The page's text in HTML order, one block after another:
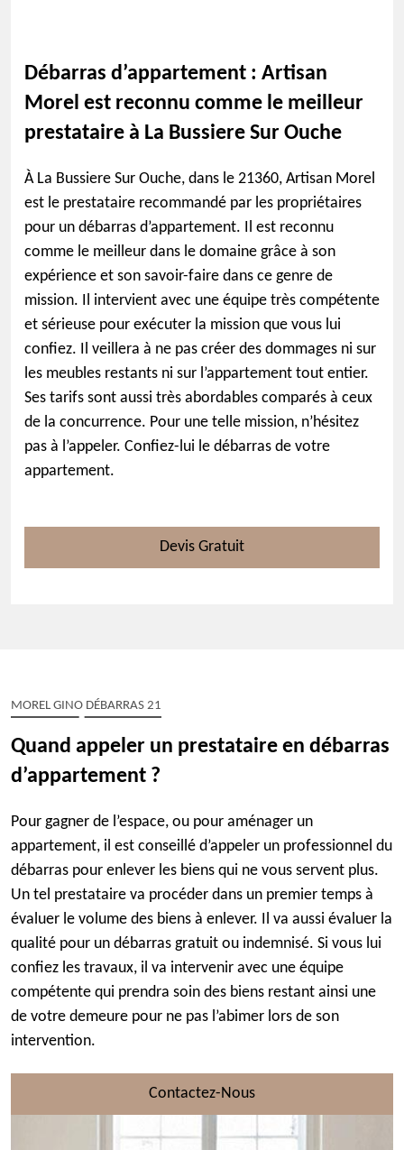
Débarras d’appartement : Artisan
Morel est reconnu comme le meilleur
prestataire à La Bussiere Sur Ouche
À La Bussiere Sur Ouche, dans le 21360, Artisan Morel
est le prestataire recommandé par les propriétaires
pour un débarras d’appartement. Il est reconnu
comme le meilleur dans le domaine grâce à son
expérience et son savoir-faire dans ce genre de
mission. Il intervient avec une équipe très compétente
et sérieuse pour exécuter la mission que vous lui
confiez. Il veillera à ne pas créer des dommages ni sur
les meubles restants ni sur l’appartement tout entier.
Ses tarifs sont aussi très abordables comparés à ceux
de la concurrence. Pour une telle mission, n’hésitez
pas à l’appeler. Confiez-lui le débarras de votre
appartement.
Devis Gratuit
MOREL GINO DÉBARRAS 21
Quand appeler un prestataire en débarras
d’appartement ?
Pour gagner de l’espace, ou pour aménager un
appartement, il est conseillé d’appeler un professionnel du
débarras pour enlever les biens qui ne vous servent plus.
Un tel prestataire va procéder dans un premier temps à
évaluer le volume des biens à enlever. Il va aussi évaluer la
qualité pour un débarras gratuit ou indemnisé. Si vous lui
confiez les travaux, il va intervenir avec une équipe
compétente qui prendra soin des biens restant ainsi une
de votre demeure pour ne pas l’abimer lors de son
intervention.
Contactez-Nous